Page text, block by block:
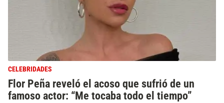
CELEBRIDADES
Flor Peña reveló el acoso que sufrió de un
famoso actor: “Me tocaba todo el tiempo”